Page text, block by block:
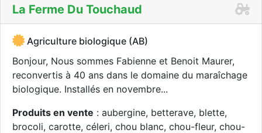
La Ferme Du Touchaud
Agriculture biologique (AB)
Bonjour, Nous sommes Fabienne et Benoit Maurer,
reconvertis à 40 ans dans le domaine du maraîchage
biologique. Installés en novembre...
Produits en vente : aubergine, betterave, blette,
brocoli, carotte, céleri, chou blanc, chou-fleur, chou-